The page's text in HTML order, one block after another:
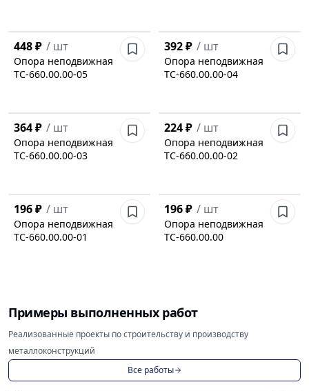
448 ₽ / шт
Опора неподвижная
ТС-660.00.00-05
392 ₽ / шт
Опора неподвижная
ТС-660.00.00-04
364 ₽ / шт
Опора неподвижная
ТС-660.00.00-03
224 ₽ / шт
Опора неподвижная
ТС-660.00.00-02
196 ₽ / шт
Опора неподвижная
ТС-660.00.00-01
196 ₽ / шт
Опора неподвижная
ТС-660.00.00
Примеры выполненных работ
Реализованные проекты по строительству и производству
металлоконструкций
Все работы